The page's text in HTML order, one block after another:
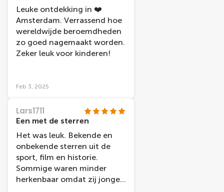
Leuke ontdekking in ❤️
Amsterdam. Verrassend hoe
wereldwijde beroemdheden
zo goed nagemaakt worden.
Zeker leuk voor kinderen!
Feb 3, 2025
Lars1711
Een met de sterren
Het was leuk. Bekende en
onbekende sterren uit de
sport, film en historie.
Sommige waren minder
herkenbaar omdat zij jonger